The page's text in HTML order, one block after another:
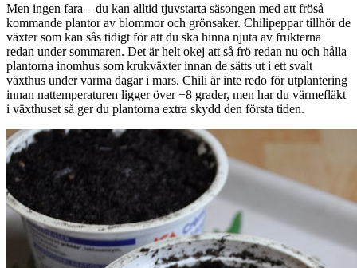
Men ingen fara – du kan alltid tjuvstarta säsongen med att fröså
kommande plantor av blommor och grönsaker. Chilipeppar tillhör de
växter som kan sås tidigt för att du ska hinna njuta av frukterna
redan under sommaren. Det är helt okej att så frö redan nu och hålla
plantorna inomhus som krukväxter innan de sätts ut i ett svalt
växthus under varma dagar i mars. Chili är inte redo för utplantering
innan nattemperaturen ligger över +8 grader, men har du värmefläkt
i växthuset så ger du plantorna extra skydd den första tiden.